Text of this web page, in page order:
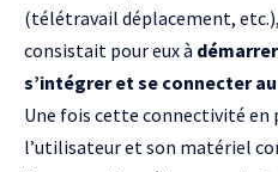
(télétravail déplacement,
consistait pour eux à
s’intégrer et se connecter
Une fois cette connectivité
l’utilisateur et son matériel